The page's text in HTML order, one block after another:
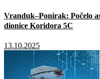
Vranduk–Ponirak: Počelo
dionice Koridora 5C
13.10.2025